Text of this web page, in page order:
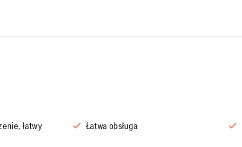
łatwy
Łatwa obsługa